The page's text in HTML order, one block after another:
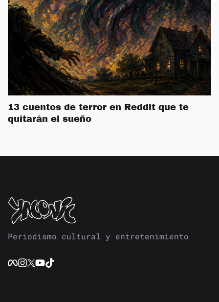
13 cuentos de terror en Reddit que te
quitarán el sueño
Periodismo cultural y entretenimiento